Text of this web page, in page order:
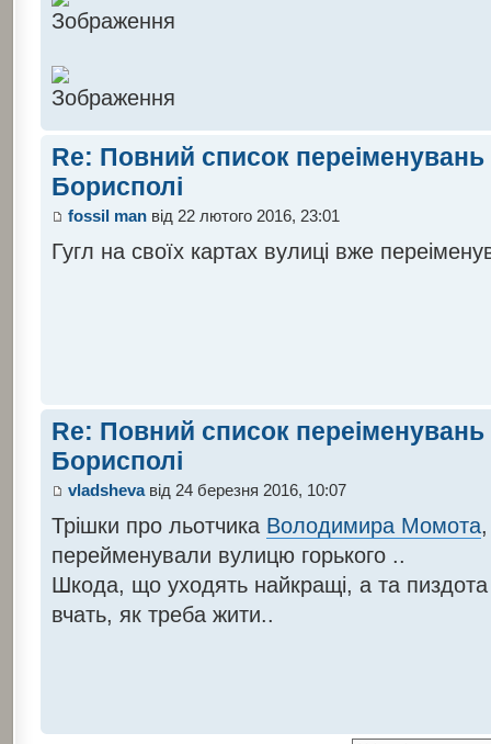
Re: Повний список переіменувань
Борисполі
fossil manвід 22 лютого 2016, 23:01
Гугл на своїх картах вулиці вже
Re: Повний список переіменувань
Борисполі
vladshevaвід 24 березня 2016, 10:07
Трішки про льотчика Володимира Момота,
перейменували вулицю горького ..
Шкода, що уходять найкращі, а та пиздота
вчать, як треба жити..